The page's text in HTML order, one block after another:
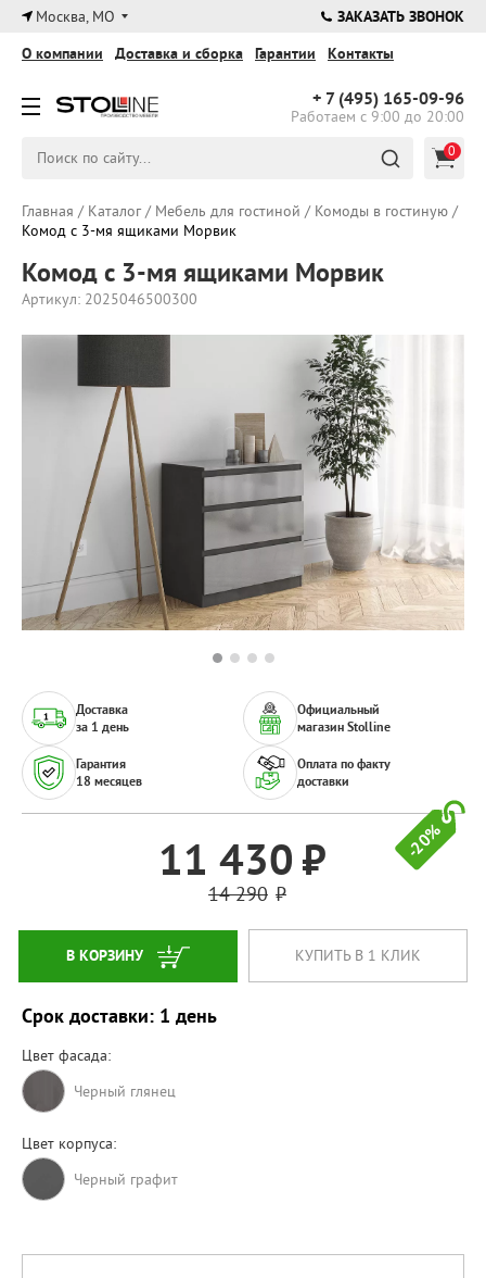
×
Москва, МО ЗАКАЗАТЬ ЗВОНОК
+ 7 (495) 165-09-96
Работаем с 9:00 до 20:00
О компании Доставка и сборка Гарантии Контакты
0
Главная / Каталог/ Мебель для гостиной / Комоды в гостиную /
Комод с 3-мя ящиками Морвик
Комод с 3-мя ящиками Морвик
Артикул: 2025046500300
-20%
Доставка
за 1 день
Гарантия
18 месяцев
Официальный
магазин Stolline
Оплата по факту
доставки
11 430
14 290
В КОРЗИНУ КУПИТЬ В 1 КЛИК
Срок доставки: 1 день
Цвет фасада:
Черный глянец
Цвет корпуса:
Черный графит